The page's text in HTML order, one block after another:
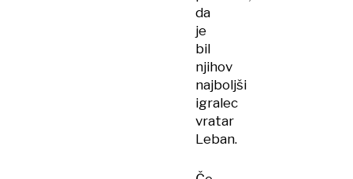
da
je
bil
njihov
najboljši
igralec
vratar
Leban.